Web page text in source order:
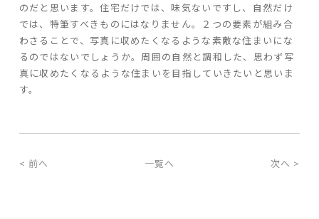
- 高断熱性能
- 高耐震性能
- 高耐久性能
- 保証
のだと思います。住宅だけでは、味気ないですし、自然だけ
では、特筆すべきものにはなりません。２つの要素が組み合
わさることで、写真に収めたくなるような素敵な住まいにな
るのではないでしょうか。周囲の自然と調和した、思わず写
真に収めたくなるような住まいを目指していきたいと思いま
す。
< 前へ 一覧へ 次へ >